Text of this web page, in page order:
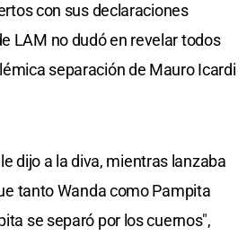
con sus declaraciones
LAM no dudó en revelar todos
separación de Mauro Icardi
dijo a la diva, mientras lanzaba
tanto Wanda como Pampita
se separó por los cuernos",